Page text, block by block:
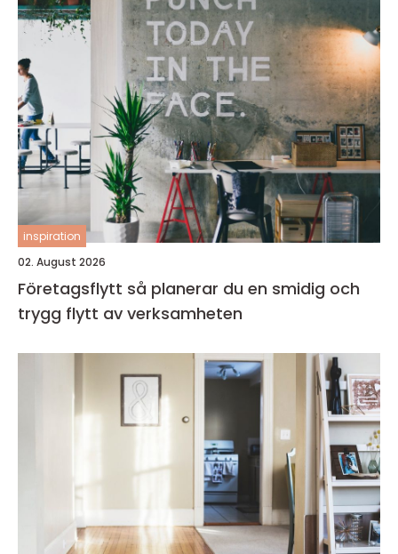
inspiration
02. August 2026
Företagsflytt så planerar du en smidig och
trygg flytt av verksamheten